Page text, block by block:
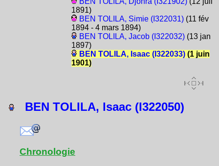
1891)
BEN TOLILA, Simie (I322031)(11 fév
1894 - 4 mars 1894)
BEN TOLILA, Jacob (I322032)(13 jan
1897)
BEN TOLILA, Isaac (I322033)(1 juin
1901)
BEN TOLILA, Isaac (I322050)
Chronologie